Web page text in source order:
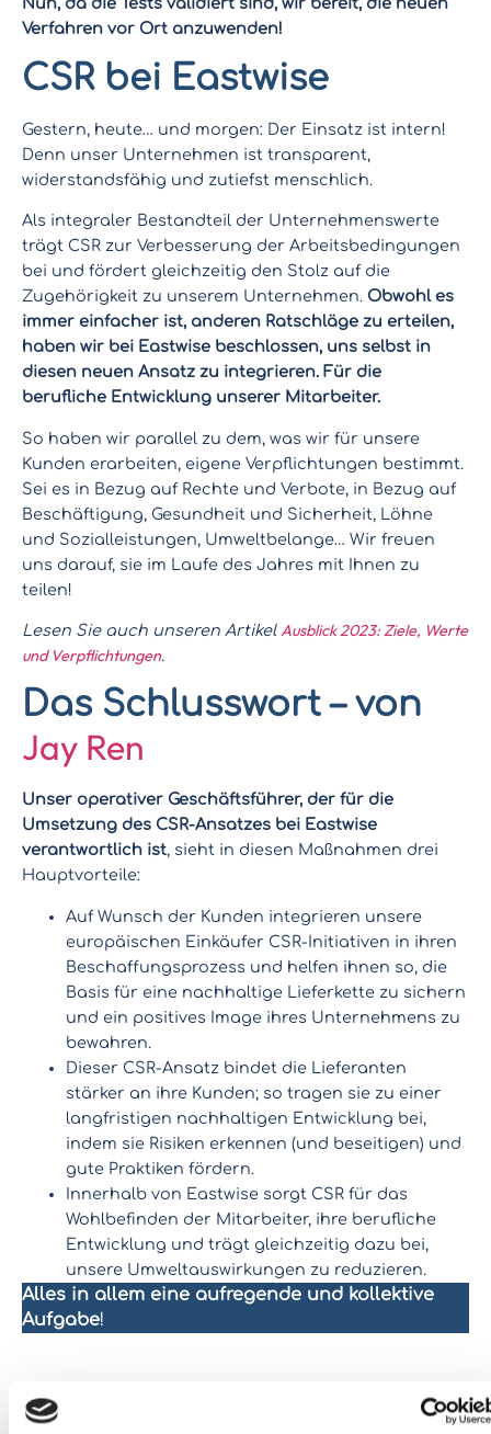
Nun, da die Tests validiert sind, wir bereit, die neuen
Verfahren vor Ort anzuwenden!
CSR bei Eastwise
Gestern, heute… und morgen: Der Einsatz ist intern!
Denn unser Unternehmen ist transparent,
widerstandsfähig und zutiefst menschlich.
Als integraler Bestandteil der Unternehmenswerte
trägt CSR zur Verbesserung der Arbeitsbedingungen
bei und fördert gleichzeitig den Stolz auf die
Zugehörigkeit zu unserem Unternehmen. Obwohl es
immer einfacher ist, anderen Ratschläge zu erteilen,
haben wir bei Eastwise beschlossen, uns selbst in
diesen neuen Ansatz zu integrieren. Für die
berufliche Entwicklung unserer Mitarbeiter.
So haben wir parallel zu dem, was wir für unsere
Kunden erarbeiten, eigene Verpflichtungen bestimmt.
Sei es in Bezug auf Rechte und Verbote, in Bezug auf
Beschäftigung, Gesundheit und Sicherheit, Löhne
und Sozialleistungen, Umweltbelange… Wir freuen
uns darauf, sie im Laufe des Jahres mit Ihnen zu
teilen!
Lesen Sie auch unseren ArtikelAusblick 2023: Ziele, Werte
und Verpflichtungen.
Das Schlusswort – von
Jay Ren
Unser operativer Geschäftsführer, der für die
Umsetzung des CSR-Ansatzes bei Eastwise
verantwortlich ist, sieht in diesen Maßnahmen drei
Hauptvorteile:
Auf Wunsch der Kunden integrieren unsere
europäischen Einkäufer CSR-Initiativen in ihren
Beschaffungsprozess und helfen ihnen so, die
Basis für eine nachhaltige Lieferkette zu sichern
und ein positives Image ihres Unternehmens zu
bewahren.
Dieser CSR-Ansatz bindet die Lieferanten
stärker an ihre Kunden; so tragen sie zu einer
langfristigen nachhaltigen Entwicklung bei,
indem sie Risiken erkennen (und beseitigen) und
gute Praktiken fördern.
Innerhalb von Eastwise sorgt CSR für das
Wohlbefinden der Mitarbeiter, ihre berufliche
Entwicklung und trägt gleichzeitig dazu bei,
unsere Umweltauswirkungen zu reduzieren.
Alles in allem eine aufregende und kollektive
Aufgabe!
Sie haben ein Projekt? Lassen Sie uns darüber reden!